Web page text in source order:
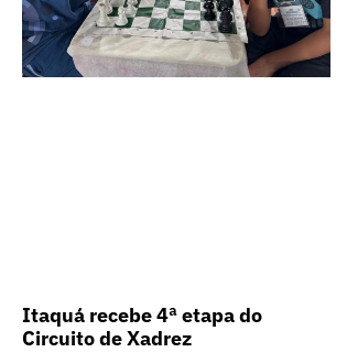
Itaquá recebe 4ª etapa do
Circuito de Xadrez